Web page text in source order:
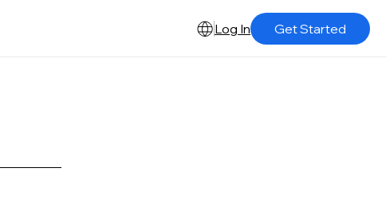
Log In Get Started